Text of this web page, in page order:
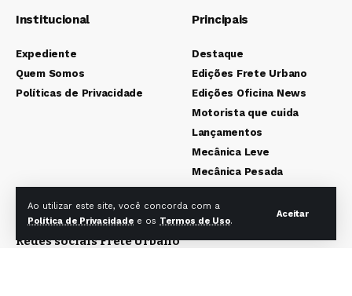
Ao utilizar este site, você concorda com a
Política de Privacidade e os Termos de Uso.
Aceitar
Institucional
Expediente
Quem Somos
Políticas de Privacidade
Principais
Destaque
Edições Frete Urbano
Edições Oficina News
Motorista que cuida
Lançamentos
Mecânica Leve
Mecânica Pesada
Redes sociais Frete Urbano